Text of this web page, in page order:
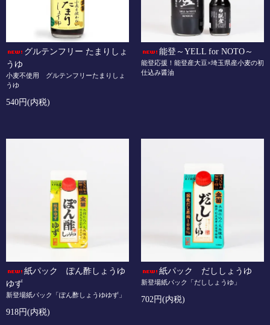
グルテンフリー たまりしょ
うゆ
小麦不使用 グルテンフリーたまりしょ
うゆ
540円(内税)
能登～YELL for NOTO～
能登応援！能登産大豆×埼玉県産小麦の初
仕込み醤油
紙パック ぽん酢しょうゆ
ゆず
新登場紙パック「ぽん酢しょうゆゆず」
918円(内税)
紙パック だししょうゆ
新登場紙パック「だししょうゆ」
702円(内税)